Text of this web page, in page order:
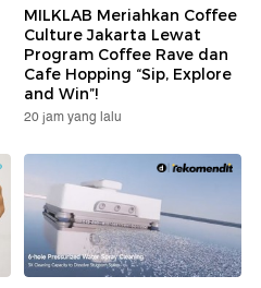
MILKLAB Meriahkan Coffee
Culture Jakarta Lewat
Program Coffee Rave dan
Cafe Hopping “Sip, Explore
and Win”!
20 jam yang lalu